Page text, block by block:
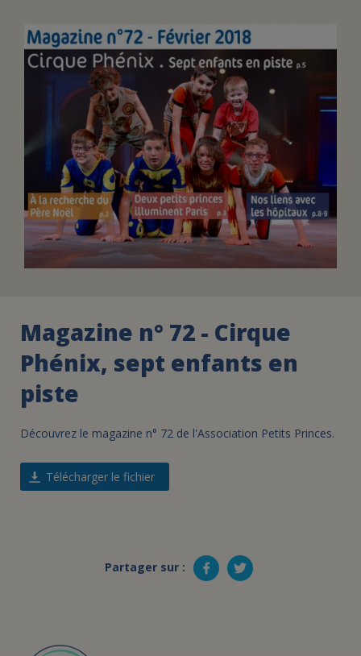
FAIRE UN DON
ASSURANCE VIE/LEGS
ESPACE PRESSE
JE DEVIENS
BÉNÉVOLE
DEVENIR
UN PETIT PRINCE
Magazine n° 72 - Cirque
Phénix, sept enfants en
piste
Découvrez le magazine n° 72 de l'Association Petits Princes.
Télécharger le fichier
Partager sur :